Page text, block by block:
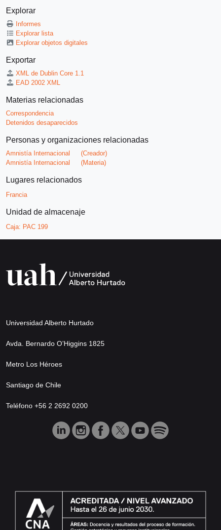
Explorar
Informes
Explorar lista
Explorar objetos digitales
Exportar
XML de Dublin Core 1.1
EAD 2002 XML
Materias relacionadas
Correspondencia
Detenidos desaparecidos
Personas y organizaciones relacionadas
Amnistía Internacional
(Creador)
Amnistía Internacional
(Materia)
Lugares relacionados
Francia
Unidad de almacenaje
Caja: PAC 199
Universidad Alberto Hurtado
Avda. Bernardo O’Higgins 1825
Metro Los Héroes
Santiago de Chile
Teléfono +56 2 2692 0200